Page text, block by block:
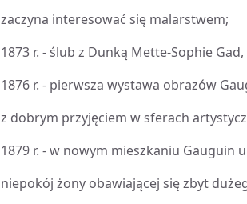
zaczyna interesować się malarstwem;
1873 r. - ślub z Dunką Mette-Sophie
1876 r. - pierwsza wystawa obrazów
z dobrym przyjęciem w sferach
1879 r. - w nowym mieszkaniu Gauguin
niepokój żony obawiającej się zbyt